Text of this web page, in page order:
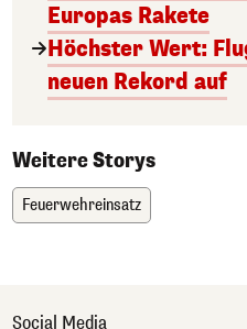
Europas Rakete
Höchster Wert:
neuen Rekord auf
Weitere Storys
Feuerwehreinsatz
Social Media